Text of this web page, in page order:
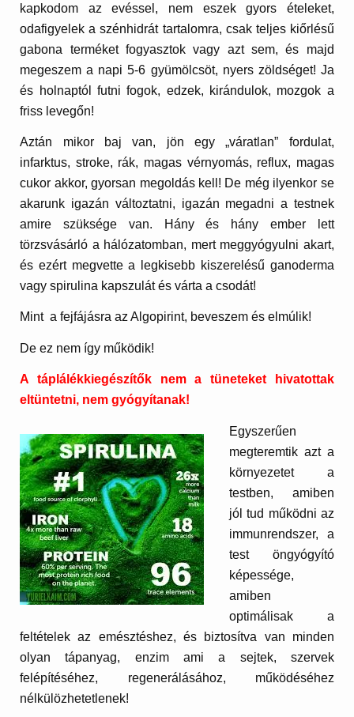
kapkodom az evéssel, nem eszek gyors ételeket,
odafigyelek a szénhidrát tartalomra, csak teljes kiőrlésű
gabona terméket fogyasztok vagy azt sem, és majd
megeszem a napi 5-6 gyümölcsöt, nyers zöldséget! Ja
és holnaptól futni fogok, edzek, kirándulok, mozgok a
friss levegőn!
Aztán mikor baj van, jön egy „váratlan” fordulat,
infarktus, stroke, rák, magas vérnyomás, reflux, magas
cukor akkor, gyorsan megoldás kell! De még ilyenkor se
akarunk igazán változtatni, igazán megadni a testnek
amire szüksége van. Hány és hány ember lett
törzsvásárló a hálózatomban, mert meggyógyulni akart,
és ezért megvette a legkisebb kiszerelésű ganoderma
vagy spirulina kapszulát és várta a csodát!
Mint a fejfájásra az Algopirint, beveszem és elmúlik!
De ez nem így működik!
A táplálékkiegészítők nem a tüneteket hivatottak
eltüntetni, nem gyógyítanak!
Egyszerűen
megteremtik azt a
környezetet a
testben, amiben
jól tud működni az
immunrendszer, a
test öngyógyító
képessége,
amiben
optimálisak a
feltételek az emésztéshez, és biztosítva van minden
olyan tápanyag, enzim ami a sejtek, szervek
felépítéséhez, regenerálásához, működéséhez
nélkülözhetetlenek!